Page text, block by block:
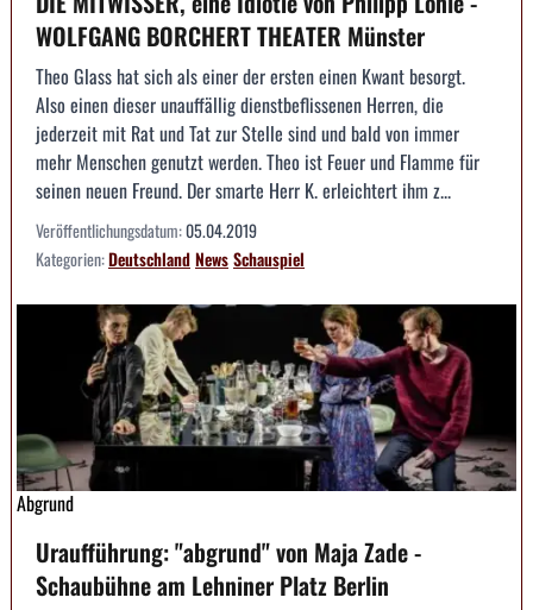
WOLFGANG BORCHERT THEATER Münster
Theo Glass hat sich als einer der ersten einen Kwant besorgt.
Also einen dieser unauffällig dienstbeflissenen Herren, die
jederzeit mit Rat und Tat zur Stelle sind und bald von immer
mehr Menschen genutzt werden. Theo ist Feuer und Flamme für
seinen neuen Freund. Der smarte Herr K. erleichtert ihm z...
Veröffentlichungsdatum:05.04.2019
Kategorien:DeutschlandNewsSchauspiel
Abgrund
Uraufführung: "abgrund" von Maja Zade -
Schaubühne am Lehniner Platz Berlin